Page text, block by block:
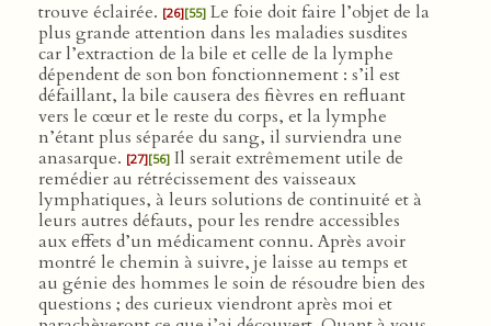
trouve éclairée. [26][55] Le foie doit faire l’objet de la
plus grande attention dans les maladies susdites
car l’extraction de la bile et celle de la lymphe
dépendent de son bon fonctionnement : s’il est
défaillant, la bile causera des fièvres en refluant
vers le cœur et le reste du corps, et la lymphe
n’étant plus séparée du sang, il surviendra une
anasarque. [27][56] Il serait extrêmement utile de
remédier au rétrécissement des vaisseaux
lymphatiques, à leurs solutions de continuité et à
leurs autres défauts, pour les rendre accessibles
aux effets d’un médicament connu. Après avoir
montré le chemin à suivre, je laisse au temps et
au génie des hommes le soin de résoudre bien des
questions ; des curieux viendront après moi et